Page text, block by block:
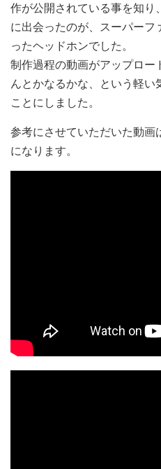
作が公開されている事を知り
に出会ったのが、スーパーフ
ったヘッドホンでした。
制作過程の動画がアップロー
んとかなるかな、という軽い
ことにしました。
参考にさせていただいた動画
になります。